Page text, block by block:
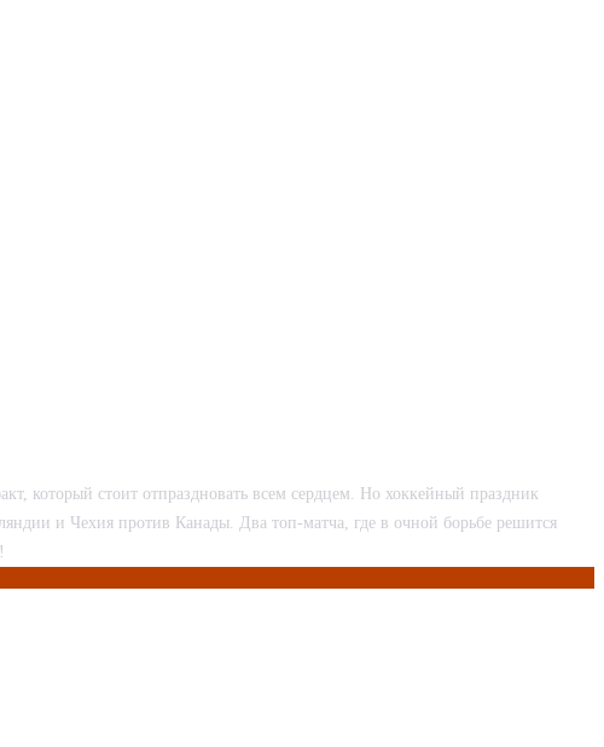
который стоит отпраздновать всем сердцем. Но хоккейный праздник
и Чехия против Канады. Два топ-матча, где в очной борьбе решится